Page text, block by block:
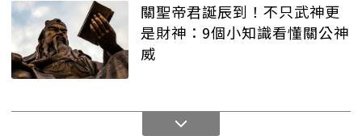
關聖帝君誕辰到！不只武神更
是財神：9個小知識看懂關公神
威